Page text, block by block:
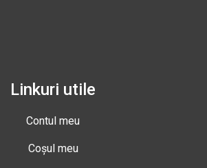
Linkuri utile
Contul meu
Coșul meu